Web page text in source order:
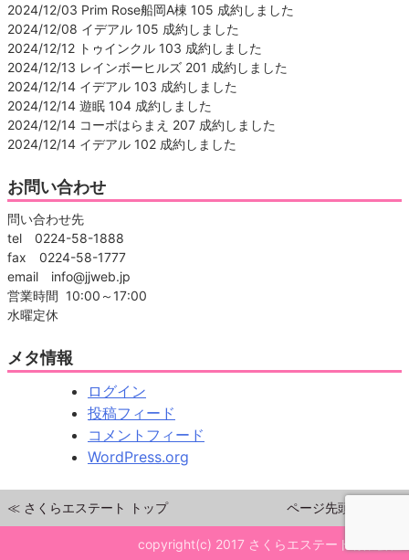
2024/12/03 Prim Rose船岡A棟 105 成約しました
2024/12/08 イデアル 105 成約しました
2024/12/12 トゥインクル 103 成約しました
2024/12/13 レインボーヒルズ 201 成約しました
2024/12/14 イデアル 103 成約しました
2024/12/14 遊眠 104 成約しました
2024/12/14 コーポはらまえ 207 成約しました
2024/12/14 イデアル 102 成約しました
お問い合わせ
問い合わせ先
tel 0224-58-1888
fax 0224-58-1777
email info@jjweb.jp
営業時間 10:00～17:00
水曜定休
メタ情報
ログイン
投稿フィード
コメントフィード
WordPress.org
≪ さくらエステート トップ ページ先頭へ戻る▲
copyright(c) 2017 さくらエステート有限会社